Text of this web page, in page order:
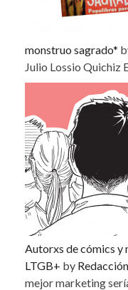
monstruo sagrado*
Julio Lossio Quichiz
Autorxs de cómics y
LTGB+ by
mejor marketing